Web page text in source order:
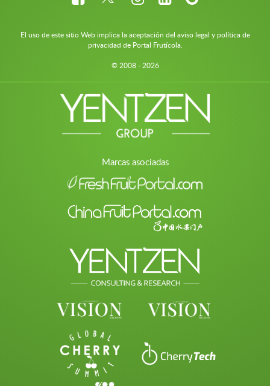
El uso de este sitio Web implica la aceptación del aviso legal y política de
privacidad de Portal Frutícola.
© 2008 - 2026
Marcas asociadas